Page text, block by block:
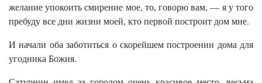
желание упокоить смирение мое, то, говорю вам, — я у того
пребуду все дни жизни моей, кто первой построит дом мне.
И начали оба заботиться о скорейшем построении дома для
угодника Божия.